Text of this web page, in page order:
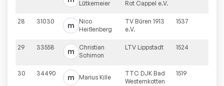
Lütkemeier
Rot Cappel e.V.
28 31030 m
Nico
Heißenberg
TV Büren 1913
e.V.
1537
29 33558 m
Christian
Schimon
LTV Lippstadt 1524
30 34490 m Marius Kille
TTC DJK Bad
Westernkotten
1519